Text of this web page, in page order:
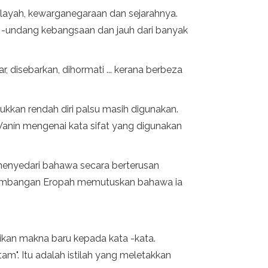
kewarganegaraan dan sejarahnya.
kebangsaan dan jauh dari banyak
disebarkan, dihormati ... kerana berbeza
rendah diri palsu masih digunakan.
mengenai kata sifat yang digunakan
bahawa secara berterusan
Eropah memutuskan bahawa ia
makna baru kepada kata -kata.
Itu adalah istilah yang meletakkan